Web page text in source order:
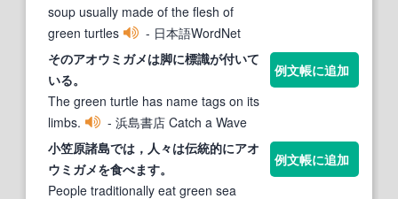
soup usually made of the flesh of
green turtles
- 日本語WordNet
そのアオウミガメは脚に標識が付いて
いる。
The green turtle has name tags on its
limbs.
- 浜島書店 Catch a Wave
例文帳に追加
小笠原諸島では，人々は伝統的にアオ
ウミガメを食べます。
People traditionally eat green sea
例文帳に追加